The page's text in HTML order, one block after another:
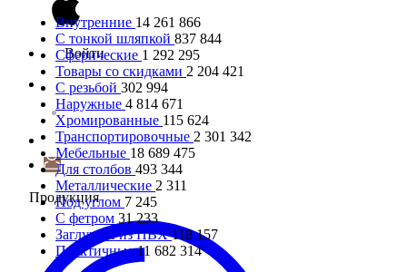
Войти
Продукция
Внутренние 14 261 866
С тонкой шляпкой 837 844
Сферические 1 292 295
Товары со скидками 2 204 421
С резьбой 302 994
Наружные 4 814 671
Хромированные 115 624
Транспортировочные 2 301 342
Мебельные 18 689 475
Для столбов 493 344
Металлические 2 311
Под углом 7 245
С фетром 31 233
Заглушки из ПВХ118 157
Практичные11 682 314